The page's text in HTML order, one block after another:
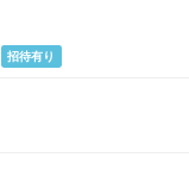
招待有り